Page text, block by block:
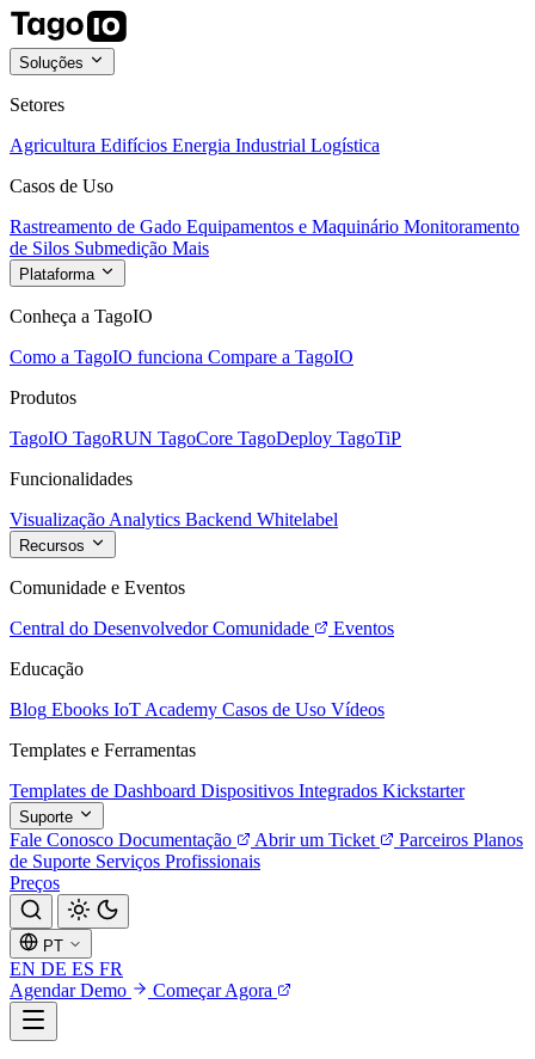
Soluções
Setores
Agricultura Edifícios Energia Industrial Logística
Casos de Uso
Rastreamento de Gado Equipamentos e Maquinário Monitoramento
de Silos Submedição Mais
Plataforma
Conheça a TagoIO
Como a TagoIO funciona Compare a TagoIO
Produtos
TagoIO TagoRUN TagoCore TagoDeploy TagoTiP
Funcionalidades
Visualização Analytics Backend Whitelabel
Recursos
Comunidade e Eventos
Central do Desenvolvedor Comunidade
Eventos
Educação
Blog Ebooks IoT Academy Casos de Uso Vídeos
Templates e Ferramentas
Templates de Dashboard Dispositivos Integrados Kickstarter
Suporte
Fale Conosco Documentação Abrir um Ticket Parceiros Planos
de Suporte Serviços Profissionais
Preços
PT
EN DE ES FR
Agendar Demo
Começar Agora